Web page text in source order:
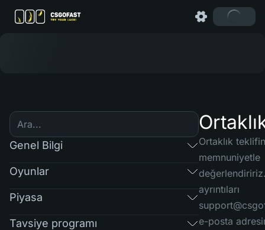
Genel Bilgi
Oyunlar
Piyasa
Tavsiye programı
Ortaklık
memnuniyetle
ayrıntıları
e-posta